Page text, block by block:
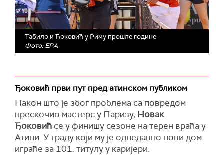
Табило и Ђоковић у Риму прошле године
Фото: EPA
Ђоковић први пут пред атинском публиком
Након што је због проблема са повредом
прескочио мастерс у Паризу, Новак
Ђоковић се у финишу сезоне на терен враћа у
Атини. У граду који му је однедавно нови дом
играће за 101. титулу у каријери.